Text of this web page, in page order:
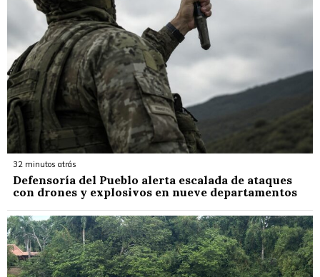
32 minutos atrás
Defensoría del Pueblo alerta escalada de ataques
con drones y explosivos en nueve departamentos